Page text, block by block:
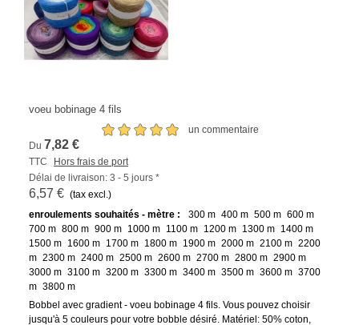
voeu bobinage 4 fils
un commentaire
Du 7,82 €
TTC
Hors frais de port
Délai de livraison: 3 - 5 jours *
6,57 € (tax excl.)
enroulements souhaités - mètre :
300 m 400 m 500 m 600 m
700 m 800 m 900 m 1000 m 1100 m 1200 m 1300 m 1400 m
1500 m 1600 m 1700 m 1800 m 1900 m 2000 m 2100 m 2200
m 2300 m 2400 m 2500 m 2600 m 2700 m 2800 m 2900 m
3000 m 3100 m 3200 m 3300 m 3400 m 3500 m 3600 m 3700
m 3800 m
Bobbel avec gradient - voeu bobinage 4 fils. Vous pouvez choisir
jusqu'à 5 couleurs pour votre bobble désiré. Matériel: 50% coton,